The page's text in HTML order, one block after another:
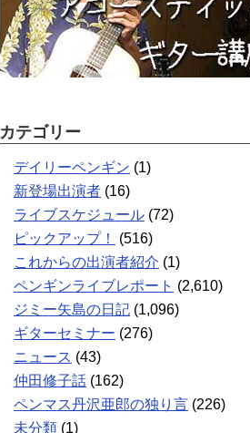
カテゴリー
デイリーペンギン (1)
新登場出演者 (16)
ライブスケジュール (72)
ピックアップ！
(516)
これからの出演者紹介 (1)
ペンギンライブレポート (2,610)
ジミー矢島の日記 (1,096)
ギターセミナー (276)
ニュース (43)
仲田修子話 (162)
ペンマス丹沢亜郎の独り言 (226)
未分類 (1)